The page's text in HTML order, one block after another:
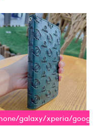
galaxy/xperia/google